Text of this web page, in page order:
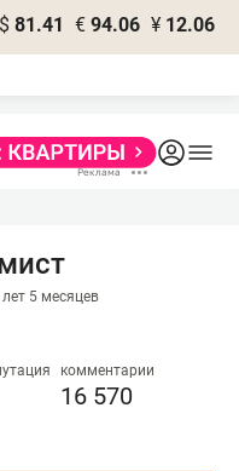
$ 81.41 € 94.06 ¥ 12.06
5 месяцев
комментарии
16 570